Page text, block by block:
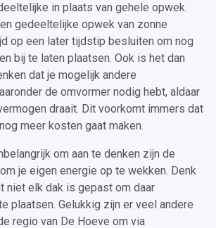
in plaats van gehele opwek.
gedeeltelijke opwek van zonne
op een later tijdstip besluiten om nog
bij te laten plaatsen. Ook is het dan
dat je mogelijk andere
de omvormer nodig hebt, aldaar
draait. Dit voorkomt immers dat
meer kosten gaat maken.
om aan te denken zijn de
je eigen energie op te wekken. Denk
niet elk dak is gepast om daar
plaatsen. Gelukkig zijn er veel andere
regio van De Hoeve om via